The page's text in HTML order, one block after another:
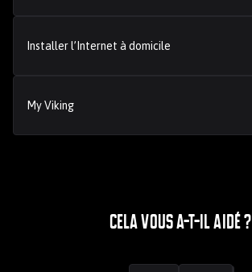
Installer l’Internet à domicile
My Viking
Cela vous a-t-il aidé ?